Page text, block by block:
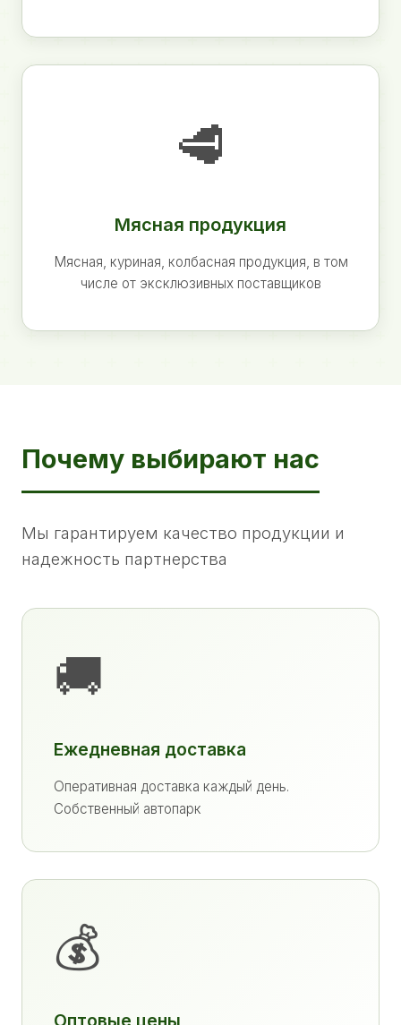
🥩
Мясная продукция
Мясная, куриная, колбасная продукция, в том
числе от эксклюзивных поставщиков
Почему выбирают нас
Мы гарантируем качество продукции и
надежность партнерства
🚚
Ежедневная доставка
Оперативная доставка каждый день.
Собственный автопарк
💰
Оптовые цены